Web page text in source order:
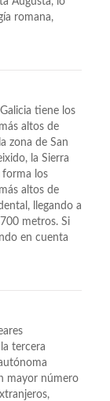
romana,
tiene los
altos de
zona de San
la Sierra
forma los
altos de
llegando a
metros. Si
en cuenta
tercera
mayor número